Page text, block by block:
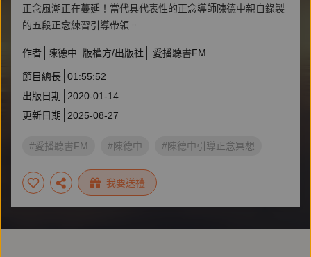
正念風潮正在蔓延！當代具代表性的正念導師陳德中親自錄製
的五段正念練習引導帶領。
作者 陳德中 版權方/出版社 愛播聽書FM
節目總長 01:55:52
出版日期
2020-01-14
更新日期
2025-08-27
#愛播聽書FM #陳德中 #陳德中引導正念冥想
我要送禮